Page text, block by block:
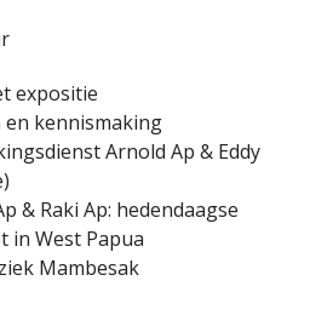
expositie
en kennismaking
Arnold Ap & Eddy
& Raki Ap: hedendaagse
in West Papua
Mambesak